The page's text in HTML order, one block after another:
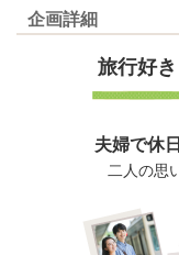
企画詳細
旅行好き
夫婦で休
二人の思